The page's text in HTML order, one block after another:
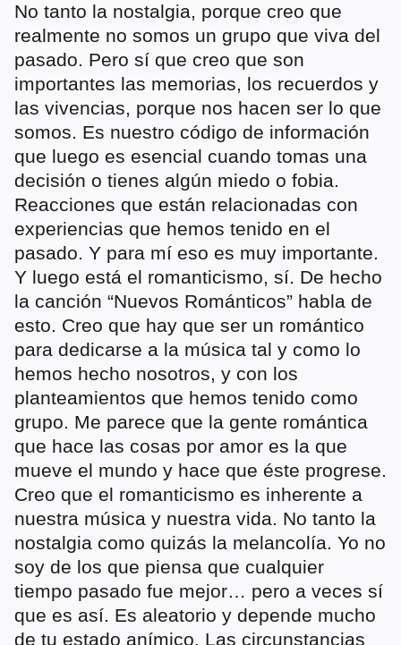
No tanto la nostalgia, porque creo que
realmente no somos un grupo que viva del
pasado. Pero sí que creo que son
importantes las memorias, los recuerdos y
las vivencias, porque nos hacen ser lo que
somos. Es nuestro código de información
que luego es esencial cuando tomas una
decisión o tienes algún miedo o fobia.
Reacciones que están relacionadas con
experiencias que hemos tenido en el
pasado. Y para mí eso es muy importante.
Y luego está el romanticismo, sí. De hecho
la canción “Nuevos Románticos” habla de
esto. Creo que hay que ser un romántico
para dedicarse a la música tal y como lo
hemos hecho nosotros, y con los
planteamientos que hemos tenido como
grupo. Me parece que la gente romántica
que hace las cosas por amor es la que
mueve el mundo y hace que éste progrese.
Creo que el romanticismo es inherente a
nuestra música y nuestra vida. No tanto la
nostalgia como quizás la melancolía. Yo no
soy de los que piensa que cualquier
tiempo pasado fue mejor… pero a veces sí
que es así. Es aleatorio y depende mucho
de tu estado anímico. Las circunstancias